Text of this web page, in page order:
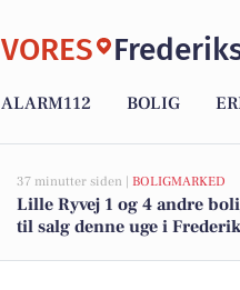
VORES
ALARM112 BOLIG
37 minutter siden | BOLIGMARKED
Lille Ryvej 1 og 4 andre
til salg denne uge i